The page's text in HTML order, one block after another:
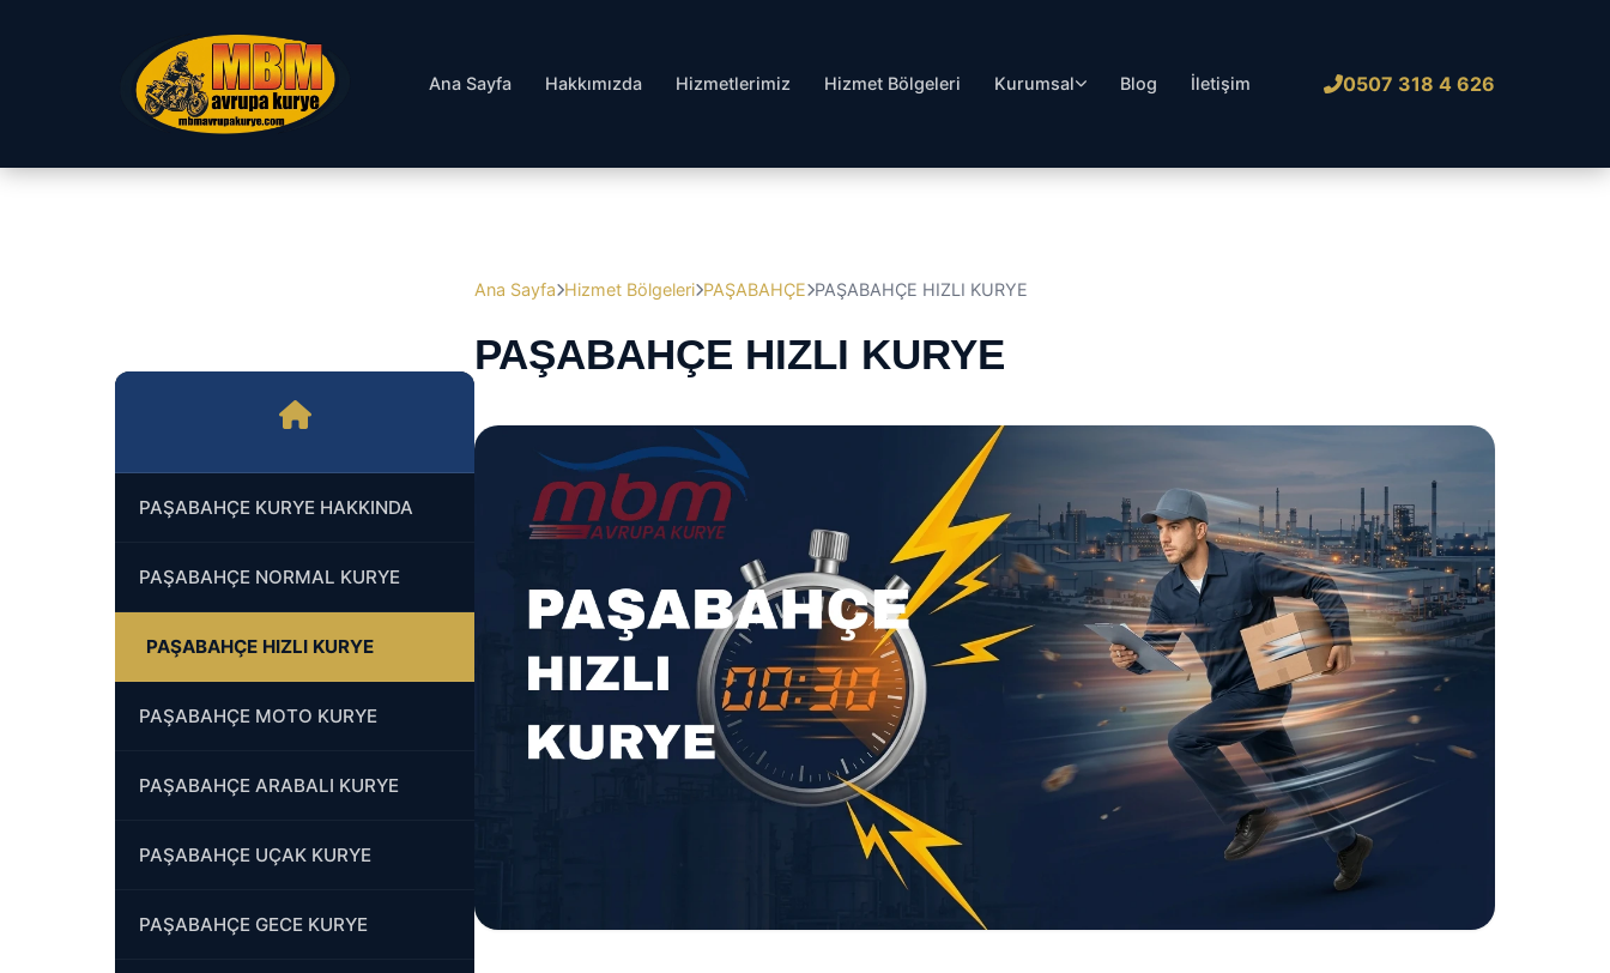
Ana Sayfa Hakkımızda Hizmetlerimiz Hizmet Bölgeleri Kurumsal Blog İletişim 0507 318 4 626
PAŞABAHÇE KURYE HAKKINDA
PAŞABAHÇE NORMAL KURYE
PAŞABAHÇE HIZLI KURYE
PAŞABAHÇE MOTO KURYE
PAŞABAHÇE ARABALI KURYE
PAŞABAHÇE UÇAK KURYE
PAŞABAHÇE GECE KURYE
Ana Sayfa Hizmet Bölgeleri PAŞABAHÇE PAŞABAHÇE HIZLI KURYE
PAŞABAHÇE HIZLI KURYE